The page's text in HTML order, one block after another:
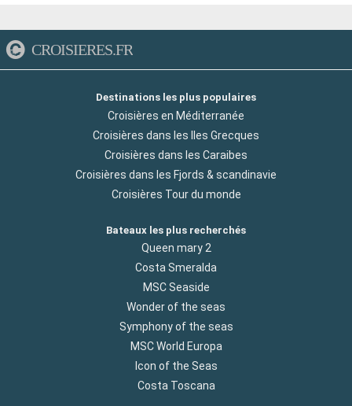
CROISIERES.FR
Destinations les plus populaires
Croisières en Méditerranée
Croisières dans les Iles Grecques
Croisières dans les Caraibes
Croisières dans les Fjords & scandinavie
Croisières Tour du monde
Bateaux les plus recherchés
Queen mary 2
Costa Smeralda
MSC Seaside
Wonder of the seas
Symphony of the seas
MSC World Europa
Icon of the Seas
Costa Toscana